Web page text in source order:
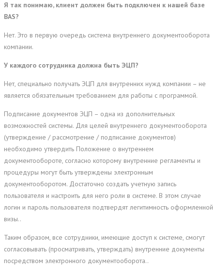
Я так понимаю, клиент должен быть подключен к нашей базе
BAS?
Нет. Это в первую очередь система внутреннего документооборота
компании.
У каждого сотрудника должна быть ЭЦП?
Нет, специально получать ЭЦП для внутренних нужд компании – не
является обязательным требованием для работы с программой.
Подписание документов ЭЦП – одна из дополнительных
возможностей системы. Для целей внутреннего документооборота
(утверждение / рассмотрение / подписание документов)
необходимо утвердить Положение о внутреннем
документообороте, согласно которому внутренние регламенты и
процедуры могут быть утверждены электронным
документооборотом. Достаточно создать учетную запись
пользователя и настроить для него роли в системе. В этом случае
логин и пароль пользователя подтвердят легитимность оформленной
визы..
Таким образом, все сотрудники, имеющие доступ к системе, смогут
согласовывать (просматривать, утверждать) внутренние документы
посредством электронного документооборота..